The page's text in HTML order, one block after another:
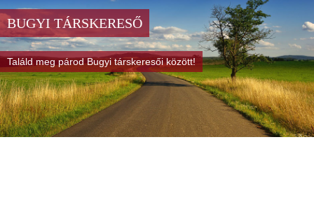
BUGYI TÁRSKERESŐ
Találd meg párod Bugyi társkeresői között!